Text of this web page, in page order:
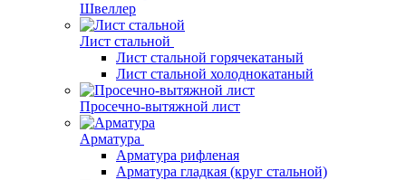
Швеллер
Лист стальной
Лист стальной горячекатаный
Лист стальной холоднокатаный
Просечно-вытяжной лист
Арматура
Арматура рифленая
Арматура гладкая (круг стальной)